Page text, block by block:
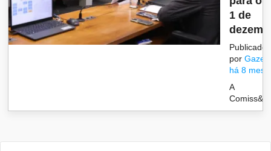
1 de
Publicado
por
há 8
A